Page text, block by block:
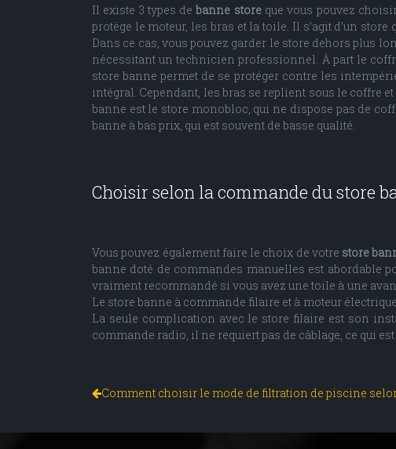
Il existe 3 types debanne storeque vous pouvez
protège le moteur, les bras et la toile. Il s’agit d’un
Dans ce cas, vous pouvez garder le store dehors plus
nécessitant un technicien professionnel. À part le
store banne permet de se protéger contre les
intégral. Cependant, les bras se replient sous le coffre
banne est le store monobloc, qui ne dispose pas de
banne à bas prix, qui est souvent de basse qualité.
Choisir selon la commande du store
Vous pouvez également faire le choix de votre store
banne doté de commandes manuelles est abordable
vraiment recommandé si vous avez une toile à une
Le store banne à commande filaire et à moteur
La seule complication avec le store filaire est son
commande radio, il ne requiert pas de câblage, ce qui
Comment choisir le mode de filtration de piscine selon